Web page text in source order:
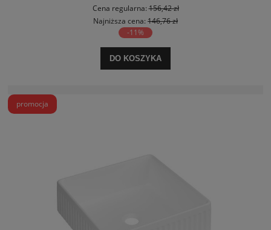
Cena regularna:156,42 zł
Najniższa cena: 146,76 zł
-11%
DO KOSZYKA
promocja